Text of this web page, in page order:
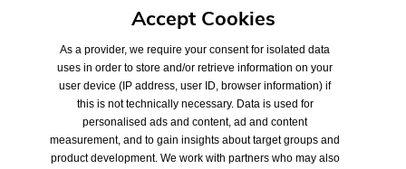
NEBRA
200-HCRI
ETDD
200
Accept Cookies
As a provider, we require your consent for isolated data
uses in order to store and/or retrieve information on your
user device (IP address, user ID, browser information) if
this is not technically necessary. Data is used for
personalised ads and content, ad and content
measurement, and to gain insights about target groups and
product development. We work with partners who may also